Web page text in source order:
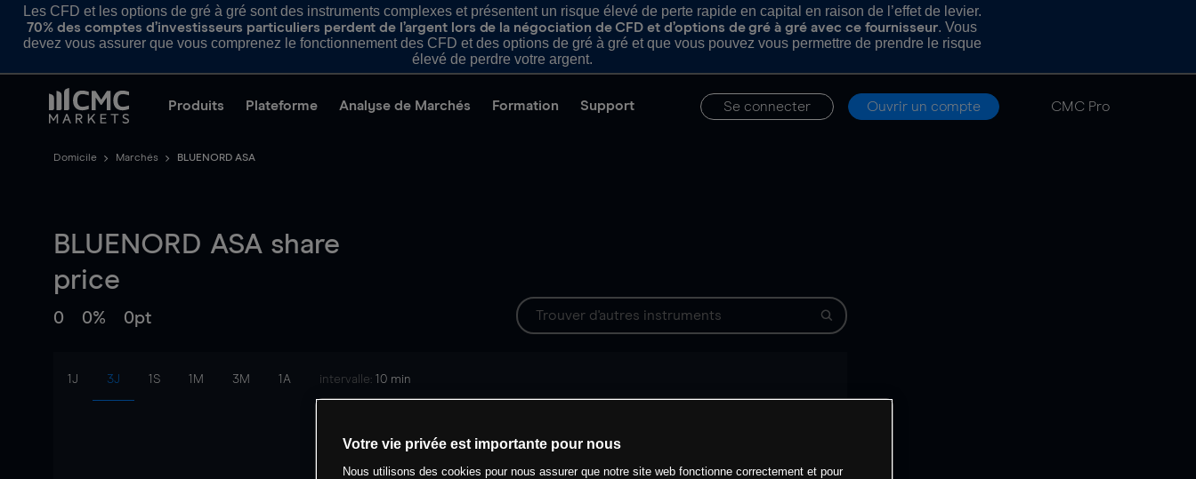
Les CFD et les options de gré à gré sont des instruments complexes et présentent un risque élevé de perte rapide en capital en raison de l’effet de levier.
70% des comptes d’investisseurs particuliers perdent de l’argent lors de la négociation de CFD et d’options de gré à gré avec ce fournisseur. Vous
devez vous assurer que vous comprenez le fonctionnement des CFD et des options de gré à gré et que vous pouvez vous permettre de prendre le risque
élevé de perdre votre argent.
Produits Plateforme Analyse de Marchés Formation Support Se connecter Ouvrir un compte CMC Pro
Domicile Marchés BLUENORD ASA
BLUENORD ASA share
price
0 0% 0pt
1J 3J 1S 1M 3M 1A intervalle: 10 min
Votre vie privée est importante pour nous
Nous utilisons des cookies pour nous assurer que notre site web fonctionne correctement et pour